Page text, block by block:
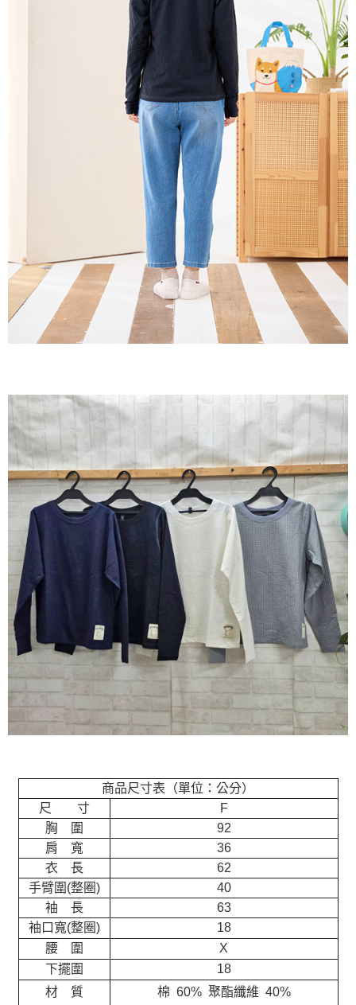
商品尺寸表（單位：公分）
尺 寸
F
胸 圍
92
肩 寬
36
衣 長
62
手臂圍(整圈)
40
袖 長
63
袖口寬(整圈)
18
腰 圍
X
下擺圍
18
材 質
棉 60% 聚酯纖維 40%